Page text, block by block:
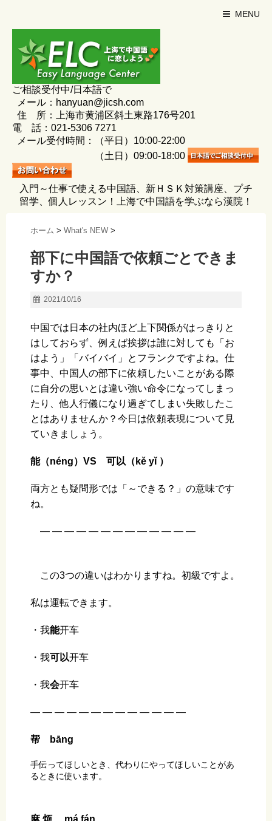
MENU
ご相談受付中/日本語で
メール：hanyuan@jicsh.com
住 所：上海市黄浦区斜土東路176号201
電 話：021-5306 7271
メール受付時間：（平日）10:00-22:00
（土日）09:00-18:00
入門～仕事で使える中国語、新ＨＳＫ対策講座、プチ
留学、個人レッスン！上海で中国語を学ぶなら漢院！
ホーム > What's NEW >
部下に中国語で依頼ごとできま
すか？
2021/10/16
中国では日本の社内ほど上下関係がはっきりと
はしておらず、例えば挨拶は誰に対しても「お
はよう」「バイバイ」とフランクですよね。仕
事中、中国人の部下に依頼したいことがある際
に自分の思いとは違い強い命令になってしまっ
たり、他人行儀になり過ぎてしまい失敗したこ
とはありませんか？今日は依頼表現について見
ていきましょう。
能（néng）VS 可以（kě yǐ ）
両方とも疑問形では「～できる？」の意味です
ね。
— — — — — — — — — — — — —
この3つの違いはわかりますね。初級ですよ。
私は運転できます。
・我能开车
・我可以开车
・我会开车
— — — — — — — — — — — — —
帮 bāng
手伝ってほしいとき、代わりにやってほしいことがあ
るときに使います。
麻 烦 má fán